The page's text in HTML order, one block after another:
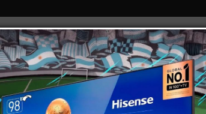
EXTRA! MUNDO PAÍS EVENTOS